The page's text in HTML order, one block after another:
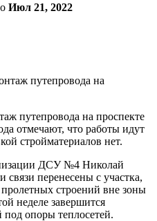
Июл 21, 2022
путепровода на проспекте
отмечают, что работы идут
стройматериалов нет.
ДСУ №4 Николай
связи перенесены с участка,
строений вне зоны
неделе завершится
под опоры теплосетей.